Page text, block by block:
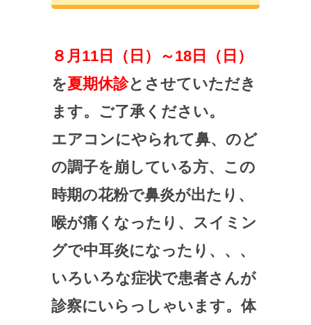
８月11日（日）～18日（日）
を夏期休診とさせていただき
ます。ご了承ください。
エアコンにやられて鼻、のど
の調子を崩している方、この
時期の花粉で鼻炎が出たり、
喉が痛くなったり、スイミン
グで中耳炎になったり、、、
いろいろな症状で患者さんが
診察にいらっしゃいます。体